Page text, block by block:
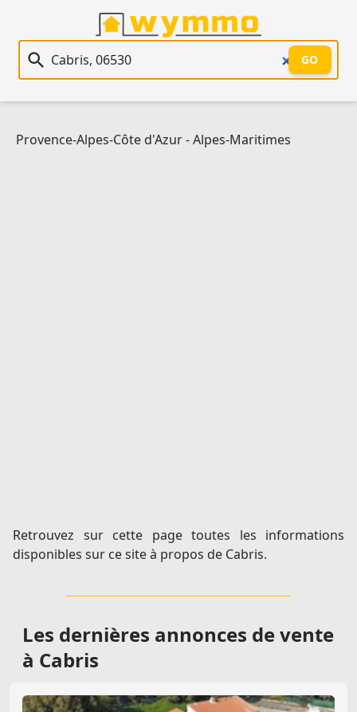
Recherche immobilière
GO
Provence-Alpes-Côte d'Azur-Alpes-Maritimes
Retrouvez sur cette page toutes les informations
disponibles sur ce site à propos de Cabris.
Les dernières annonces de vente
à Cabris